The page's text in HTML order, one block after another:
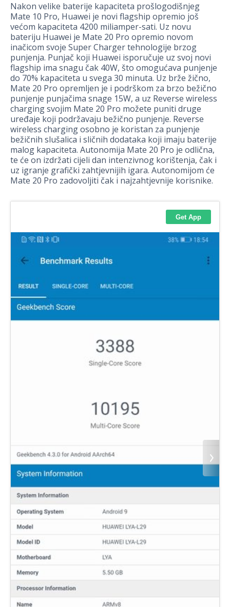
Nakon velike baterije kapaciteta prošlogodišnjeg
Mate 10 Pro, Huawei je novi flagship opremio još
većom kapaciteta 4200 miliamper-sati. Uz novu
bateriju Huawei je Mate 20 Pro opremio novom
inačicom svoje Super Charger tehnologije brzog
punjenja. Punjač koji Huawei isporučuje uz svoj novi
flagship ima snagu čak 40W, što omogućava punjenje
do 70% kapaciteta u svega 30 minuta. Uz brže žično,
Mate 20 Pro opremljen je i podrškom za brzo bežično
punjenje punjačima snage 15W, a uz Reverse wireless
charging svojim Mate 20 Pro možete puniti druge
uređaje koji podržavaju bežično punjenje. Reverse
wireless charging osobno je koristan za punjenje
bežičnih slušalica i sličnih dodataka koji imaju baterije
malog kapaciteta. Autonomija Mate 20 Pro je odlična,
te će on izdržati cijeli dan intenzivnog korištenja, čak i
uz igranje grafički zahtjevnijih igara. Autonomijom će
Mate 20 Pro zadovoljiti čak i najzahtjevnije korisnike.